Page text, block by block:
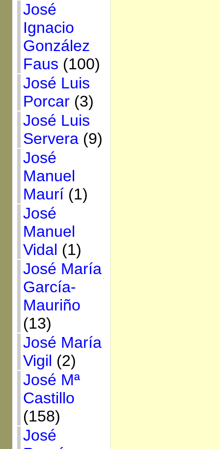
José
Ignacio
González
Faus (100)
José Luis
Porcar(3)
José Luis
Servera(9)
José
Manuel
Maurí(1)
José
Manuel
Vidal (1)
José María
García-
Mauriño
(13)
José María
Vigil (2)
José Mª
Castillo
(158)
José